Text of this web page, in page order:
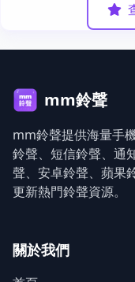
mm鈴聲
mm鈴聲提供海量手
鈴聲、短信鈴聲、通
聲、安卓鈴聲、蘋果
更新熱門鈴聲資源。
關於我們